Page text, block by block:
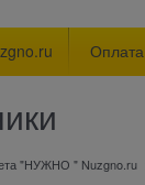
Оплата
"НУЖНО " Nuzgno.ru